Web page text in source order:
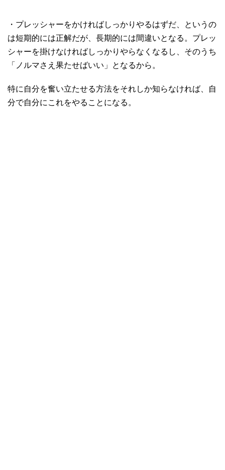
・プレッシャーをかければしっかりやるはずだ、というの
は短期的には正解だが、長期的には間違いとなる。プレッ
シャーを掛けなければしっかりやらなくなるし、そのうち
「ノルマさえ果たせばいい」となるから。
特に自分を奮い立たせる方法をそれしか知らなければ、自
分で自分にこれをやることになる。